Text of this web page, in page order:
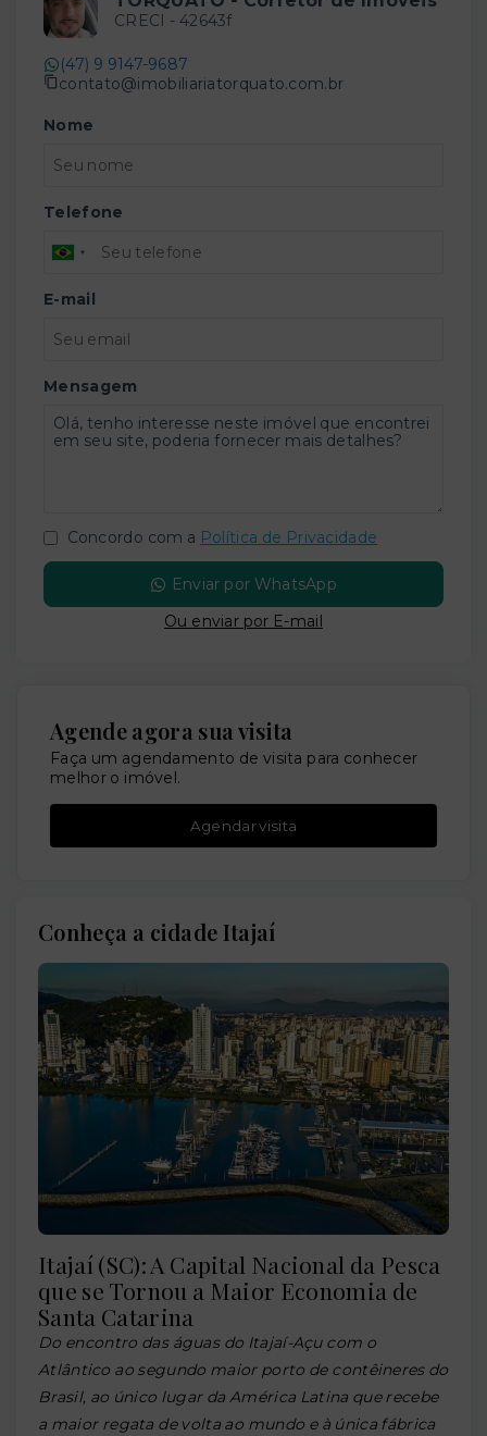
CRECI - 42643f
(47) 9 9147-9687
contato@imobiliariatorquato.com.br
Nome
Telefone
E-mail
Mensagem
Concordo com a Política de Privacidade
Enviar por WhatsApp
Ou enviar por E-mail
Agende agora sua visita
Faça um agendamento de visita para conhecer
melhor o imóvel.
Agendar visita
Conheça a cidade Itajaí
Itajaí (SC): A Capital Nacional da Pesca
que se Tornou a Maior Economia de
Santa Catarina
Do encontro das águas do Itajaí-Açu com o
Atlântico ao segundo maior porto de contêineres do
Brasil, ao único lugar da América Latina que recebe
a maior regata de volta ao mundo e à única fábrica